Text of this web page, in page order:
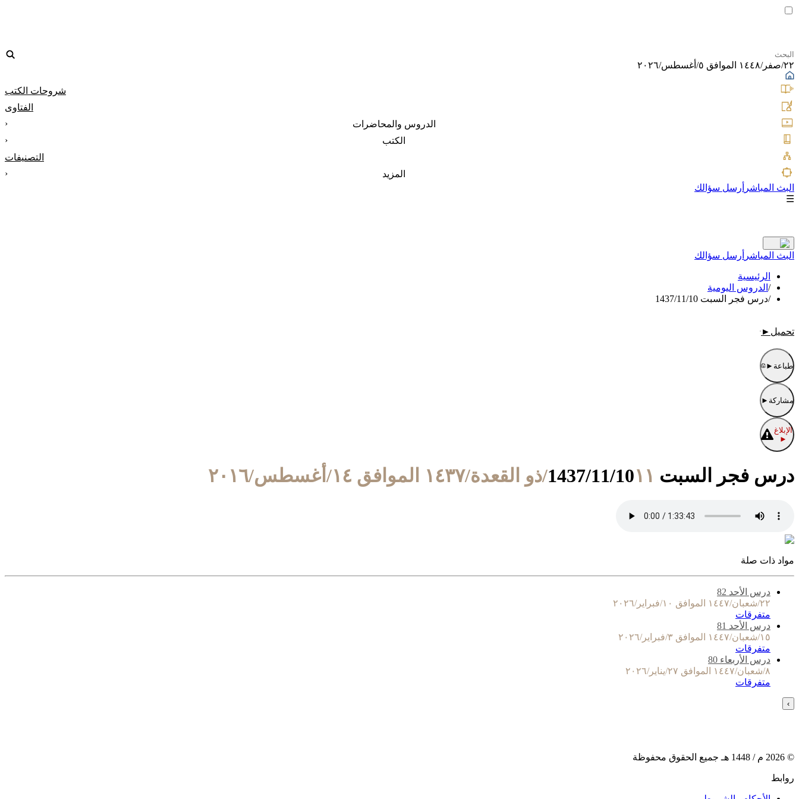
٢٢/صفر/١٤٤٨ الموافق ٥/أغسطس/٢٠٢٦
شروحات الكتب
الفتاوى
الدروس والمحاضرات
‹
الكتب
‹
التصنيفات
المزيد
‹
البث المباشر أرسل سؤالك
☰
البث المباشر أرسل سؤالك
الرئيسية
/ الدروس اليومية
/درس فجر السبت 1437/11/10
تحميل ►
طباعة ►
مشاركة ►
الإبلاغ
►
درس فجر السبت 1437/11/10 ١١/ذو القعدة/١٤٣٧ الموافق ١٤/أغسطس/٢٠١٦
مواد ذات صلة
درس الأحد 82
٢٢/شعبان/١٤٤٧ الموافق ١٠/فبراير/٢٠٢٦
متفرقات
درس الأحد 81
١٥/شعبان/١٤٤٧ الموافق ٣/فبراير/٢٠٢٦
متفرقات
درس الأربعاء 80
٨/شعبان/١٤٤٧ الموافق ٢٧/يناير/٢٠٢٦
متفرقات
›
©
2026 م / 1448 هـ جميع الحقوق محفوظة
روابط